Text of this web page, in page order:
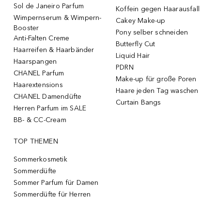
Sol de Janeiro Parfum
Wimpernserum & Wimpern-
Booster
Anti-Falten Creme
Haarreifen & Haarbänder
Haarspangen
CHANEL Parfum
Haarextensions
CHANEL Damendüfte
Herren Parfum im SALE
BB- & CC-Cream
Koffein gegen Haarausfall
Cakey Make-up
Pony selber schneiden
Butterfly Cut
Liquid Hair
PDRN
Make-up für große Poren
Haare jeden Tag waschen
Curtain Bangs
TOP THEMEN
Sommerkosmetik
Sommerdüfte
Sommer Parfum für Damen
Sommerdüfte für Herren